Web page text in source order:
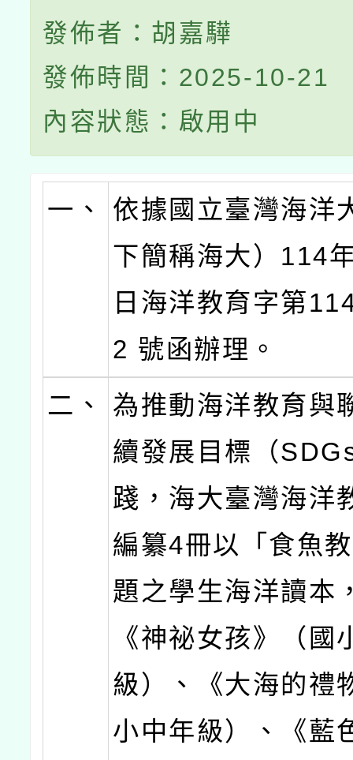
發佈者：胡嘉驊
發佈時間：2025-10-21
內容狀態：啟用中
一、
依據國立臺灣海洋
下簡稱海大）114
日海洋教育字第
2 號函辦理。
二、
為推動海洋教育與
續發展目標（
踐，海大臺灣海洋
編纂4冊以「食魚
題之學生海洋讀本
《神祕女孩》（國
級）、《大海的禮
小中年級）、《藍